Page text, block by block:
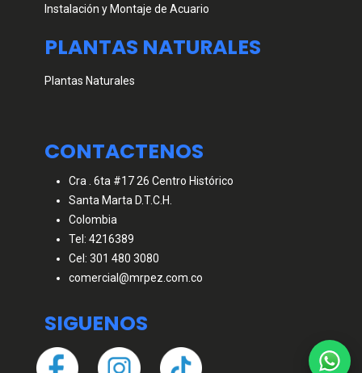
Instalación y Montaje de Acuario
PLANTAS NATURALES
Plantas Naturales
CONTACTENOS
Cra . 6ta #17 26 Centro Histórico
Santa Marta D.T.C.H.
Colombia
Tel: 4216389
Cel: 301 480 3080
comercial@mrpez.com.co
SIGUENOS